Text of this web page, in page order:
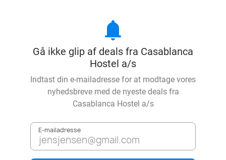
notifications
Gå ikke glip af deals fra Casablanca
Hostel a/s
Indtast din e-mailadresse for at modtage vores
nyhedsbreve med de nyeste deals fra
Casablanca Hostel a/s
E-mailadresse